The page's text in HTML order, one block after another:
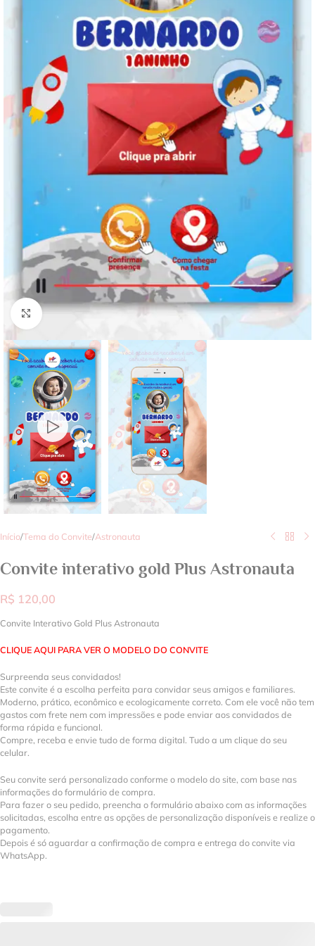
Clique para ampliar
Início/Tema do Convite/Astronauta
Convite interativo gold Plus Astronauta
R$ 120,00
Convite Interativo Gold Plus Astronauta
CLIQUE AQUI PARA VER O MODELO DO CONVITE
Surpreenda seus convidados!
Este convite é a escolha perfeita para convidar seus amigos e familiares.
Moderno, prático, econômico e ecologicamente correto. Com ele você não tem
gastos com frete nem com impressões e pode enviar aos convidados de
forma rápida e funcional.
Compre, receba e envie tudo de forma digital. Tudo a um clique do seu
celular.
Seu convite será personalizado conforme o modelo do site, com base nas
informações do formulário de compra.
Para fazer o seu pedido, preencha o formulário abaixo com as informações
solicitadas, escolha entre as opções de personalização disponíveis e realize o
pagamento.
Depois é só aguardar a confirmação de compra e entrega do convite via
WhatsApp.